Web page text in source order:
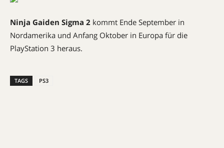
Ninja Gaiden Sigma 2 kommt Ende September in
Nordamerika und Anfang Oktober in Europa für die
PlayStation 3 heraus.
TAGS PS3